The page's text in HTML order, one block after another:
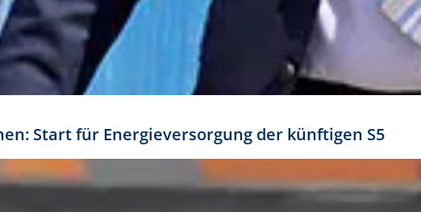
Start für Energieversorgung der künftigen S5